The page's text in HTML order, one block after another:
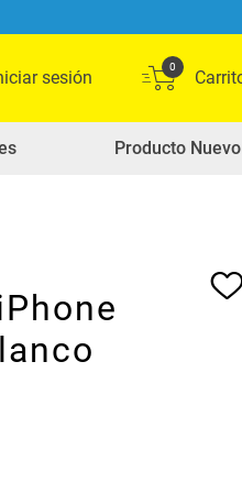
sesión
0
Producto Nuevo